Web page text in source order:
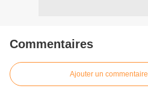
Commentaires
Ajouter un commentaire